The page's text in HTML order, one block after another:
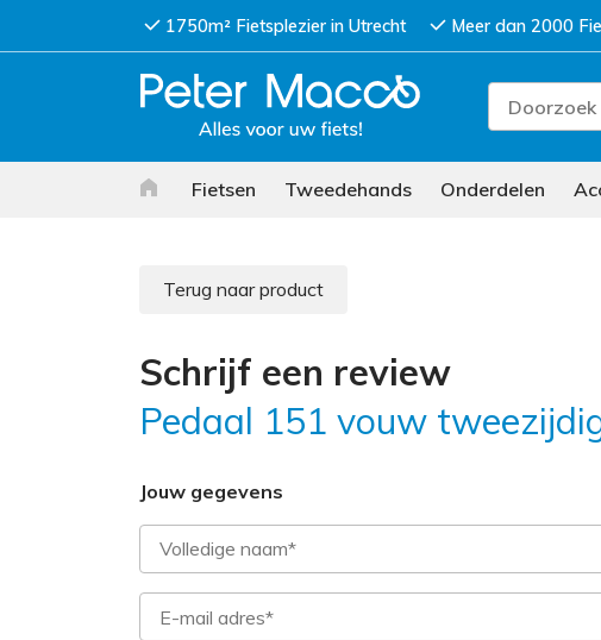
1750m² Fietsplezier in Utrecht Meer dan 2000
Fietsen Tweedehands Onderdelen
Terug naar product
Schrijf een review
Pedaal 151 vouw
Jouw gegevens